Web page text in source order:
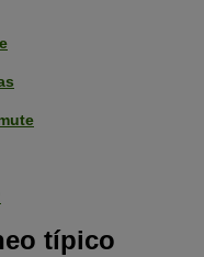
típico